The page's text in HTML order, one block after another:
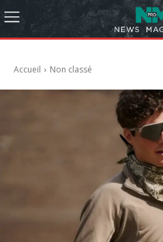
Accueil Non classé